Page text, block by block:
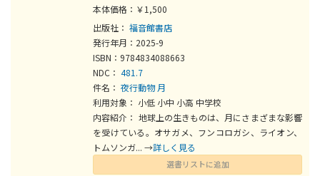
本体価格：￥1,500
出版社： 福音館書店
発行年月：2025-9
ISBN：9784834088663
NDC： 481.7
件名： 夜行動物 月
利用対象： 小低 小中 小高 中学校
内容紹介： 地球上の生きものは、月にさまざまな影響
を受けている。オサガメ、フンコロガシ、ライオン、
トムソンガ... →詳しく見る
選書リストに追加